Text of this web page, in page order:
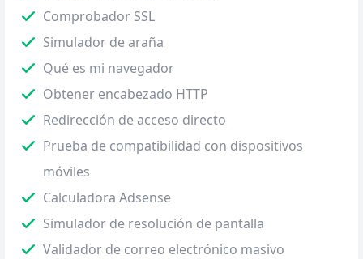
Comprobador SSL
Simulador de araña
Qué es mi navegador
Obtener encabezado HTTP
Redirección de acceso directo
Prueba de compatibilidad con dispositivos
móviles
Calculadora Adsense
Simulador de resolución de pantalla
Validador de correo electrónico masivo